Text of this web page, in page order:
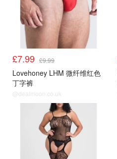
£7.99 £9.99
Lovehoney LHM 微纤维红色
丁字裤
@dealmoon.co.uk